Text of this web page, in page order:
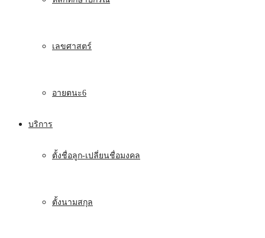
เลขศาสตร์
อายตนะ6
บริการ
ตั้งชื่อลูก-เปลี่ยนชื่อมงคล
ตั้งนามสกุล